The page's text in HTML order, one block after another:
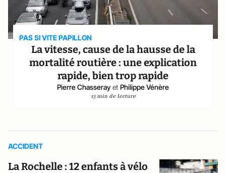
PAS SI VITE PAPILLON
La vitesse, cause de la hausse de la
mortalité routière : une explication
rapide, bien trop rapide
Pierre Chasseray et Philippe Vénère
13 min de lecture
ACCIDENT
La Rochelle : 12 enfants à vélo